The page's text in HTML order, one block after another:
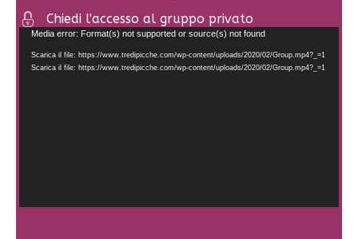
Chiedi l'accesso al gruppo privato
Video
Player
Media error: Format(s) not supported or source(s) not found
Scarica il file: https://www.tredipicche.com/wp-content/uploads/2020/02/Group.mp4?_=1
Scarica il file: https://www.tredipicche.com/wp-content/uploads/2020/02/Group.mp4?_=1